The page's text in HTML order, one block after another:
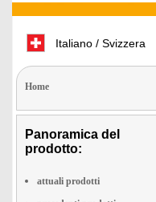
Italiano / Svizzera
Home
Panoramica del
prodotto:
attuali prodotti